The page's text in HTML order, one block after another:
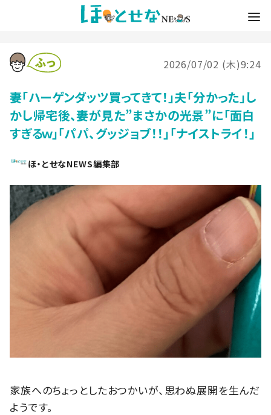
2026/07/02 (木)9:24
妻「ハーゲンダッツ買ってきて！」夫「分かった」し
かし帰宅後、妻が見た”まさかの光景”に「面白
すぎるｗ」「パパ、グッジョブ！！」「ナイストライ！」
ほ・とせなNEWS編集部
家族へのちょっとしたおつかいが、思わぬ展開を生んだ
ようです。